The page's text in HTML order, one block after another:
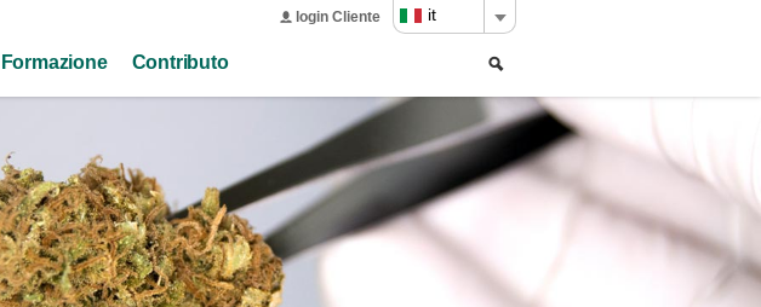
it
login Cliente
Formazione Contributo
Search
form
Ricerca